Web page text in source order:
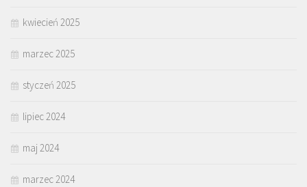
kwiecień 2025
marzec 2025
styczeń 2025
lipiec 2024
maj 2024
marzec 2024